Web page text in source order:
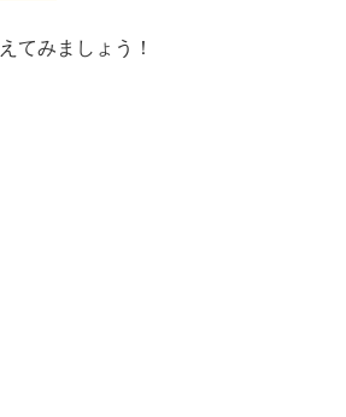
てみましょう！